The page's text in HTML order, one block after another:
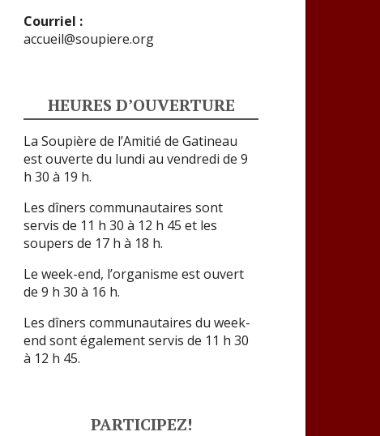
Courriel :
accueil@soupiere.org
HEURES D’OUVERTURE
La Soupière de l’Amitié de Gatineau
est ouverte du lundi au vendredi de 9
h 30 à 19 h.
Les dîners communautaires sont
servis de 11 h 30 à 12 h 45 et les
soupers de 17 h à 18 h.
Le week-end, l’organisme est ouvert
de 9 h 30 à 16 h.
Les dîners communautaires du week-
end sont également servis de 11 h 30
à 12 h 45.
PARTICIPEZ!